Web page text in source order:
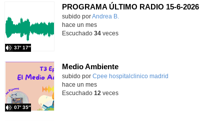
PROGRAMA ÚLTIMO RADIO 15-6-2026
Contenido educativo.
subido porAndrea B.
37′ 17″
hace un mes
Escuchado 34veces
Medio Ambiente
Contenido educativo.
subido por Cpee hospitalclinico madrid
07′ 35″
hace un mes
Escuchado 12 veces